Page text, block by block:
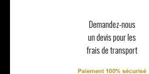
Demandez-nous
un devis pour les
frais de transport